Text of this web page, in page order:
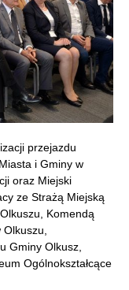
przejazdu
i Gminy w
oraz Miejski
ze Strażą Miejską
Komendą
Gminy Olkusz,
Ogólnokształcące